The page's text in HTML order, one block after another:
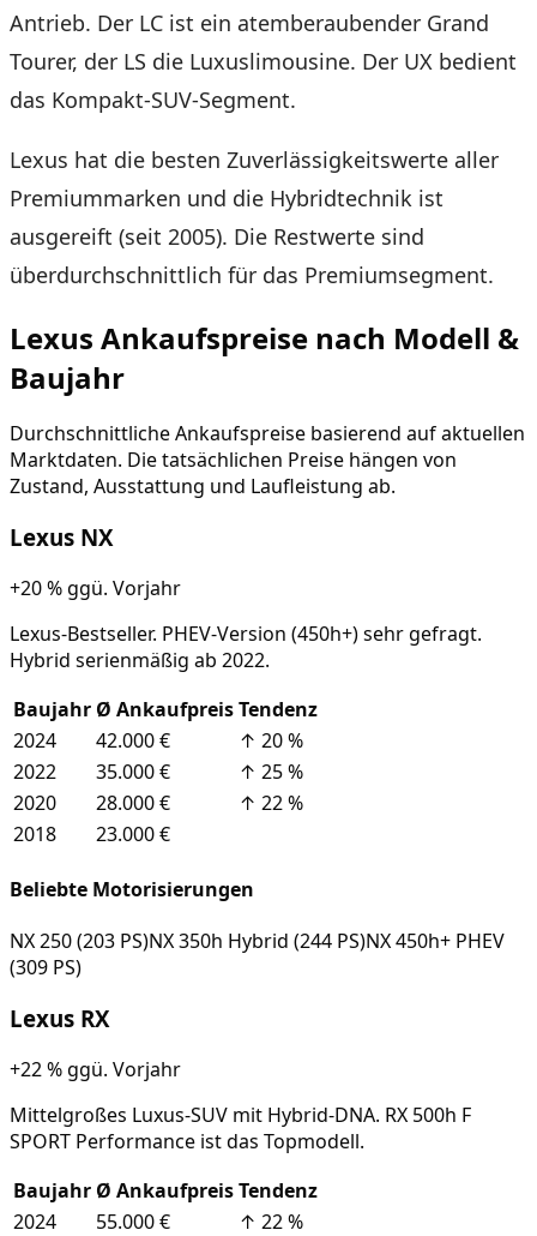
Antrieb. Der LC ist ein atemberaubender Grand
Tourer, der LS die Luxuslimousine. Der UX bedient
das Kompakt-SUV-Segment.
Lexus hat die besten Zuverlässigkeitswerte aller
Premiummarken und die Hybridtechnik ist
ausgereift (seit 2005). Die Restwerte sind
überdurchschnittlich für das Premiumsegment.
Lexus Ankaufspreise nach Modell &
Baujahr
Durchschnittliche Ankaufspreise basierend auf aktuellen
Marktdaten. Die tatsächlichen Preise hängen von
Zustand, Ausstattung und Laufleistung ab.
Lexus NX
+20 %ggü. Vorjahr
Lexus-Bestseller. PHEV-Version (450h+) sehr gefragt.
Hybrid serienmäßig ab 2022.
Baujahr Ø AnkaufpreisTendenz
2024
42.000 € ↑ 20%
2022
35.000 € ↑ 25%
2020
28.000 € ↑ 22%
2018
23.000 €
Beliebte Motorisierungen
NX 250 (203 PS)NX 350h Hybrid (244 PS)NX 450h+ PHEV
(309 PS)
Lexus RX
+22 %ggü. Vorjahr
Mittelgroßes Luxus-SUV mit Hybrid-DNA. RX 500h F
SPORT Performance ist das Topmodell.
Baujahr Ø AnkaufpreisTendenz
2024
55.000 € ↑ 22%